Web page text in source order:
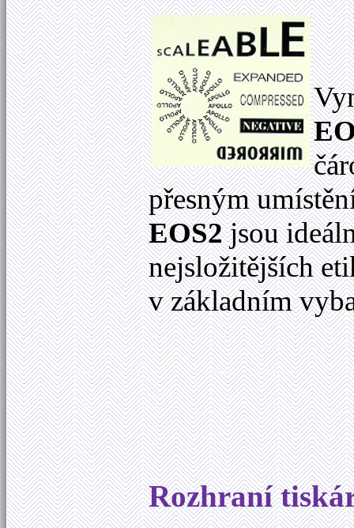
přesným
EOS2jsou
nejsložitějších
v základním
Rozhraní